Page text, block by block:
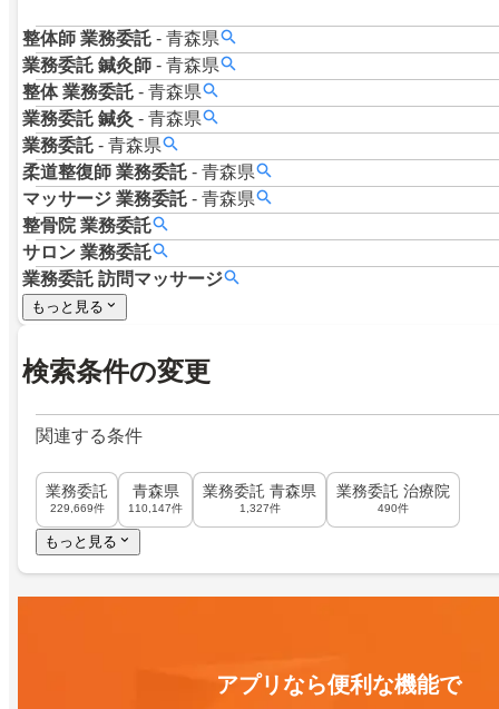
整体師 業務委託 - 青森県
業務委託 鍼灸師 - 青森県
整体 業務委託 - 青森県
業務委託 鍼灸 - 青森県
業務委託 - 青森県
柔道整復師 業務委託 - 青森県
マッサージ 業務委託 - 青森県
整骨院 業務委託
サロン 業務委託
業務委託 訪問マッサージ
もっと見る
検索条件の変更
関連する条件
業務委託
229,669件
青森県
110,147件
業務委託 青森県
1,327件
業務委託 治療院
490件
もっと見る
アプリなら便利な機能で